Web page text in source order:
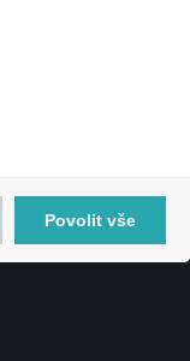
Povolit vše